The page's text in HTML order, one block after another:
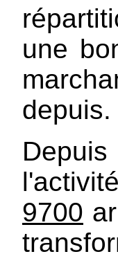
une
depuis.
9700